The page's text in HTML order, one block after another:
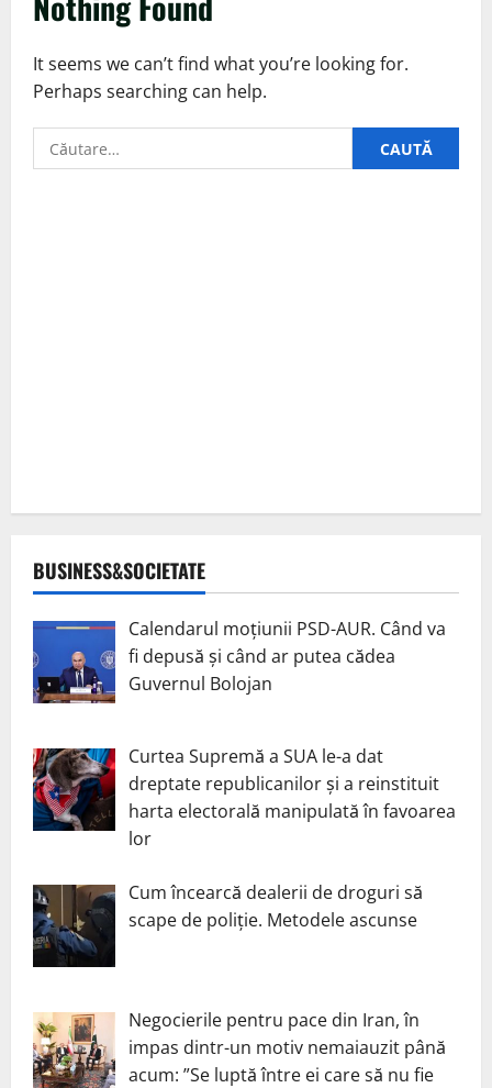
It seems we can’t find what you’re looking for.
Perhaps searching can help.
Caută
după:
BUSINESS&SOCIETATE
Calendarul moțiunii PSD-AUR. Când va
fi depusă și când ar putea cădea
Guvernul Bolojan
Curtea Supremă a SUA le-a dat
dreptate republicanilor și a reinstituit
harta electorală manipulată în favoarea
lor
Cum încearcă dealerii de droguri să
scape de poliție. Metodele ascunse
Negocierile pentru pace din Iran, în
impas dintr-un motiv nemaiauzit până
acum: ”Se luptă între ei care să nu fie